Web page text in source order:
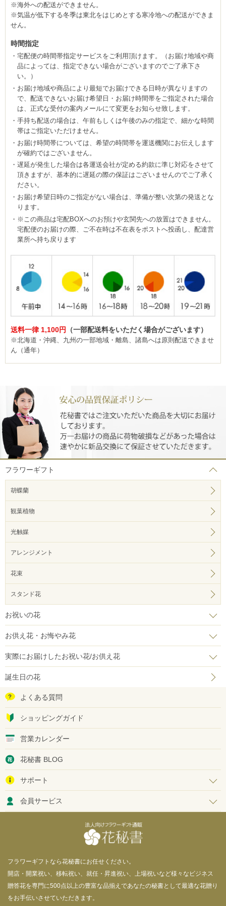
※海外への配送ができません。
※気温が低下する冬季は東北をはじめとする寒冷地への配送ができま
せん。
時間指定
宅配便の時間帯指定サービスをご利用頂けます。（お届け地域や商
品によっては、指定できない場合がございますのでご了承下さ
い。）
お届け地域や商品により最短でお届けできる日時が異なりますの
で、配送できないお届け希望日・お届け時間帯をご指定された場合
は、正式な受付の案内メールにて変更をお知らせ致します。
手持ち配送の場合は、午前もしくは午後のみの指定で、細かな時間
帯はご指定いただけません。
お届け時間帯については、希望の時間帯を運送機関にお伝えします
が確約ではございません。
遅延が発生した場合は各運送会社が定める約款に準じ対応をさせて
頂きますが、基本的に遅延の際の保証はございませんのでご了承く
ださい。
お届け希望日時のご指定がない場合は、準備が整い次第の発送とな
ります。
※この商品は宅配BOXへのお預けや玄関先への放置はできません。
宅配便のお届けの際、ご不在時は不在表をポストへ投函し、配達営
業所へ持ち戻ります
送料一律 1,100円 （一部配送料をいただく場合がございます）
※北海道・沖縄、九州の一部地域・離島、諸島へは原則配送できませ
ん（通年）
フラワーギフト
胡蝶蘭
観葉植物
光触媒
アレンジメント
花束
スタンド花
お祝いの花
お供え花・お悔やみ花
実際にお届けしたお祝い花/お供え花
誕生日の花
よくある質問
ショッピングガイド
営業カレンダー
花秘書 BLOG
サポート
会員サービス
フラワーギフトなら花秘書にお任せください。
開店・開業祝い、移転祝い、就任・昇進祝い、上場祝いなど様々なビジネス
贈答花を専門に500点以上の豊富な品揃えであなたの秘書として最適な花贈り
をお手伝いさせていただきます。